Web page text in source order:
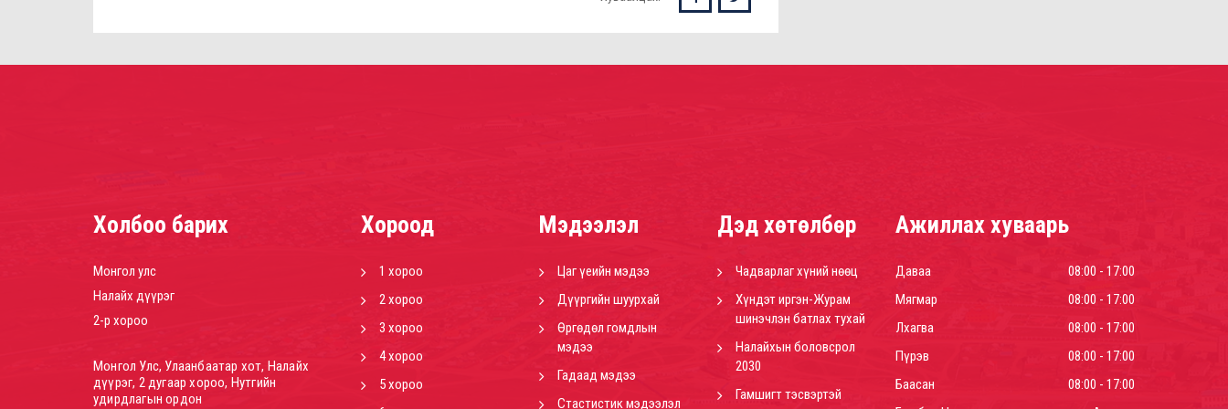
Холбоо барих
Монгол улс
Налайх дүүрэг
2-р хороо
Монгол Улс, Улаанбаатар хот, Налайх
дүүрэг, 2 дугаар хороо, Нутгийн
удирдлагын ордон
Хороод
1 хороо
2 хороо
3 хороо
4 хороо
5 хороо
Мэдээлэл
Цаг үеийн мэдээ
Дүүргийн шуурхай
Өргөдөл гомдлын
мэдээ
Гадаад мэдээ
Стастистик мэдээлэл
Дэд хөтөлбөр
Чадварлаг хүний нөөц
Хүндэт иргэн-Журам
шинэчлэн батлах тухай
Налайхын боловсрол
2030
Гамшигт тэсвэртэй
Ажиллах хуваарь
Даваа
08:00 - 17:00
Мягмар
08:00 - 17:00
Лхагва
08:00 - 17:00
Пүрэв
08:00 - 17:00
Баасан
08:00 - 17:00